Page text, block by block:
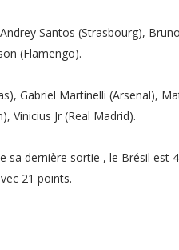
Santos (Strasbourg),
(Flamengo).
Gabriel Martinelli (Arsenal),
Vinicius Jr (Real Madrid).
sa dernière sortie , le Brésil est
21 points.